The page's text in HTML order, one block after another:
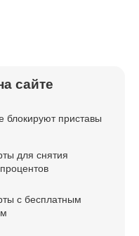
сайте
блокируют приставы
для снятия
с бесплатным